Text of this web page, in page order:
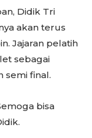
Didik Tri
akan terus
Jajaran pelatih
sebagai
semi final.
bisa